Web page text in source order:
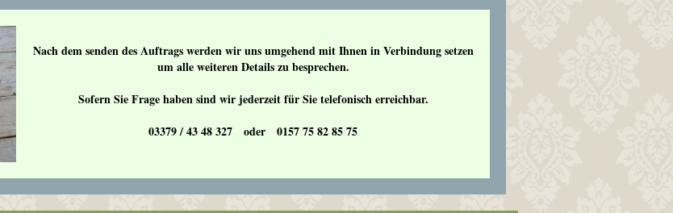
Nach dem senden des Auftrags werden wir uns umgehend mit Ihnen in Verbindung setzen
um alle weiteren Details zu besprechen.
Sofern Sie Frage haben sind wir jederzeit für Sie telefonisch erreichbar.
03379 / 43 48 327 oder 0157 75 82 85 75